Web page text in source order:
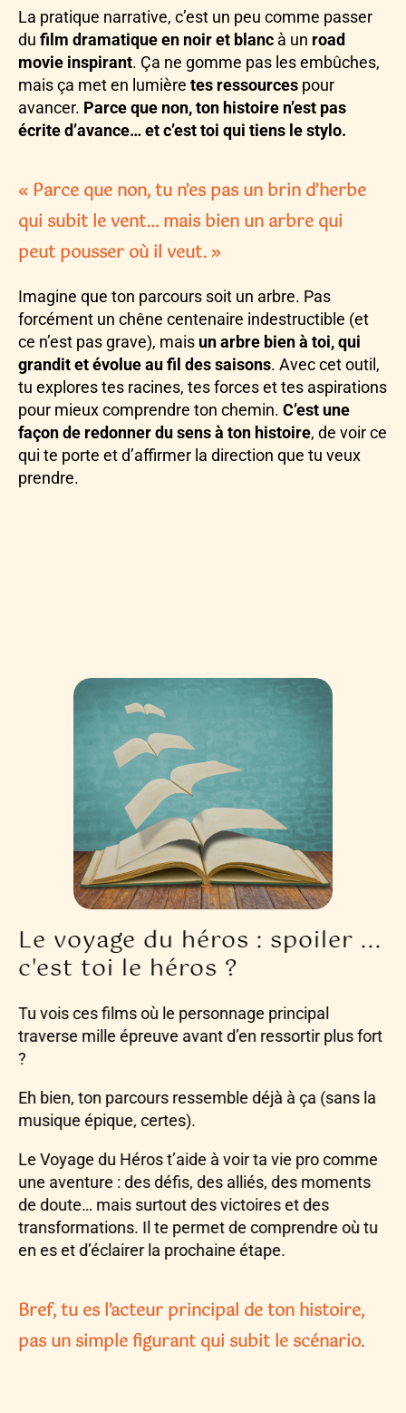
La pratique narrative, c’est un peu comme passer
du film dramatique en noir et blanc à un road
movie inspirant. Ça ne gomme pas les embûches,
mais ça met en lumière tes ressources pour
avancer. Parce que non, ton histoire n’est pas
écrite d’avance… et c’est toi qui tiens le stylo.
« Parce que non, tu n’es pas un brin d’herbe
qui subit le vent… mais bien un arbre qui
peut pousser où il veut. »
Imagine que ton parcours soit un arbre. Pas
forcément un chêne centenaire indestructible (et
ce n’est pas grave), mais un arbre bien à toi, qui
grandit et évolue au fil des saisons. Avec cet outil,
tu explores tes racines, tes forces et tes aspirations
pour mieux comprendre ton chemin. C’est une
façon de redonner du sens à ton histoire, de voir ce
qui te porte et d’affirmer la direction que tu veux
prendre.
Le voyage du héros : spoiler ...
c'est toi le héros ?​
Tu vois ces films où le personnage principal
traverse mille épreuve avant d’en ressortir plus fort
?
Eh bien, ton parcours ressemble déjà à ça (sans la
musique épique, certes).
Le Voyage du Héros t’aide à voir ta vie pro comme
une aventure : des défis, des alliés, des moments
de doute… mais surtout des victoires et des
transformations. Il te permet de comprendre où tu
en es et d’éclairer la prochaine étape.
Bref,tu es l’acteur principal de ton histoire,
pas un simple figurant qui subit le scénario.